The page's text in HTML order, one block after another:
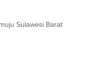
Sulawesi Barat